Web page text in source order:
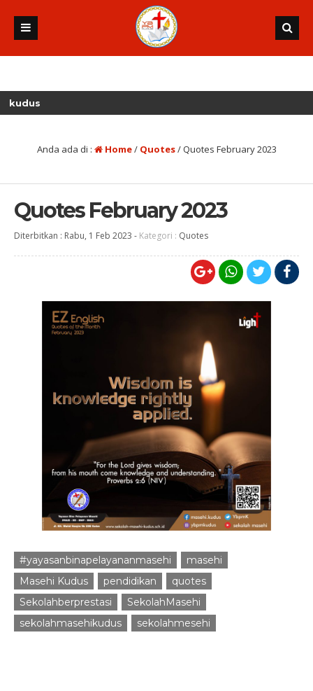
Anda ada di : Home/ Quotes/Quotes February 2023
Quotes February 2023
Diterbitkan : Rabu, 1 Feb 2023 - Kategori : Quotes
#yayasanbinapelayananmasehi
masehi
Masehi Kudus
pendidikan
quotes
Sekolahberprestasi
SekolahMasehi
sekolahmasehikudus
sekolahmesehi